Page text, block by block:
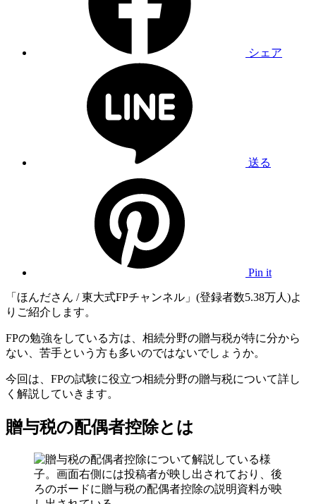
シェア
送る
Pin it
「ほんださん / 東大式FPチャンネル」(登録者数5.38万人)よ
りご紹介します。
FPの勉強をしている方は、相続分野の贈与税が特に分から
ない、苦手という方も多いのではないでしょうか。
今回は、FPの試験に役立つ相続分野の贈与税について詳し
く解説していきます。
贈与税の配偶者控除とは